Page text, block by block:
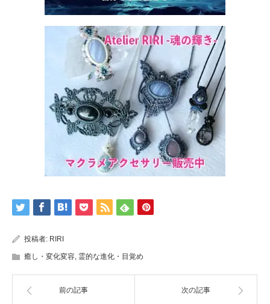
投稿者: RIRI
癒し・変化変容 霊的な進化・目覚め
前の記事 次の記事